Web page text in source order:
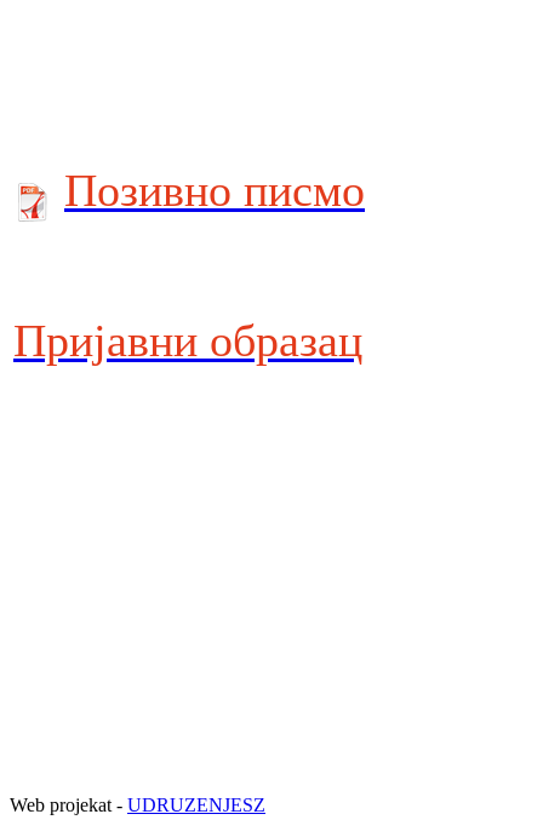
Позивно писмо
Пријавни образац
Web projekat - UDRUZENJESZ